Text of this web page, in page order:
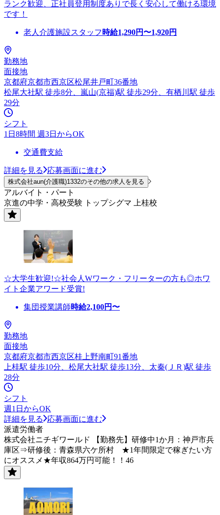
ランク歓迎、正社員登用制度ありで長く安心して働ける環境
です！
老人介護施設スタッフ 時給1,290円〜1,920円
勤務地
面接地
京都府京都市西京区松尾井戸町36番地
松尾大社駅 徒歩8分、嵐山(京福)駅 徒歩29分、有栖川駅 徒歩
29分
シフト
1日8時間 週3日からOK
交通費支給
詳細を見る 応募画面に進む
株式会社aun(介護職)1332のその他の求人を見る
アルバイト・パート
京進の中学・高校受験 トップシグマ 上桂校
☆大学生歓迎!☆社会人Wワーク・フリーターの方も◎ホワ
イト企業アワード受賞!
集団授業講師時給2,100円〜
勤務地
面接地
京都府京都市西京区桂上野南町91番地
上桂駅 徒歩10分、松尾大社駅 徒歩13分、太秦(ＪＲ)駅 徒歩
28分
シフト
週1日からOK
詳細を見る
応募画面に進む
派遣労働者
株式会社ニチギワールド 【勤務先】研修中1か月：神戸市兵
庫区⇒研修後：青森県六ケ所村 ★1年間限定で稼ぎたい方
にオススメ★年収864万円可能！！46